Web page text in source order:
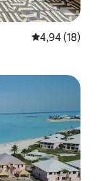
4,94 de uma
4,94 (18)